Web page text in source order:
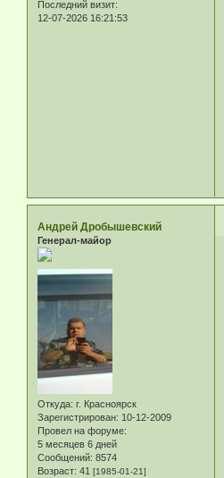
Последний визит:
12-07-2026 16:21:53
Андрей Дробышевский
Генерал-майор
Откуда: г. Красноярск
Зарегистрирован: 10-12-2009
Провел на форуме:
5 месяцев 6 дней
Сообщений: 8574
Возраст: 41 [1985-01-21]